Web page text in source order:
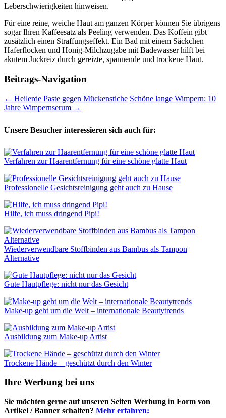
Leberschwierigkeiten hinweisen.
Für eine reine, weiche Haut am ganzen Körper können Sie übrigens
sogar Ihren Kaffeesatz als Peeling verwenden. Das Koffein gibt
zusätzlich einen Straffungseffekt. Ein Bad mit einem Säckchen
Haferflocken und Honig-Milchzugabe mit Badewasser hilft bei
akutem Juckreiz durch gereizte, spannende und trockene Haut.
Beitrags-Navigation
← Heilerde Paste gegen Mückenstiche Schöne lange Wimpern: 10
Jahre Wimpernserum →
Unsere Besucher interessieren sich auch für:
Verfahren zur Haarentfernung für eine schöne glatte Haut
Professionelle Gesichtsreinigung geht auch zu Hause
Hilfe, ich muss dringend Pipi!
Wiederverwendbare Stoffbinden aus Bambus als Tampon
Alternative
Gute Hautpflege: nicht nur das Gesicht
Make-up geht um die Welt – internationale Beautytrends
Ausbildung zum Make-up Artist
Trockene Hände – geschützt durch den Winter
Ihre Werbung bei uns
Sie möchten gerne auf unseren Seiten Werbung in Form von
Artikel / Banner schalten? Mehr erfahren: